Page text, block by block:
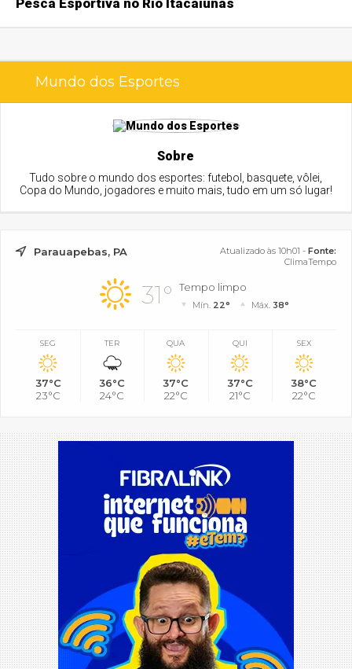
Pesca Esportiva no Rio Itacaiúnas
Mundo dos Esportes
Sobre
Tudo sobre o mundo dos esportes: futebol, basquete, vôlei,
Copa do Mundo, jogadores e muito mais, tudo em um só lugar!
Parauapebas, PA Atualizado às 10h01 - Fonte:
ClimaTempo
31° Tempo limpo
Mín. 22° Máx. 38°
SEG
37°C
23°C
TER
36°C
24°C
QUA
37°C
22°C
QUI
37°C
21°C
SEX
38°C
22°C